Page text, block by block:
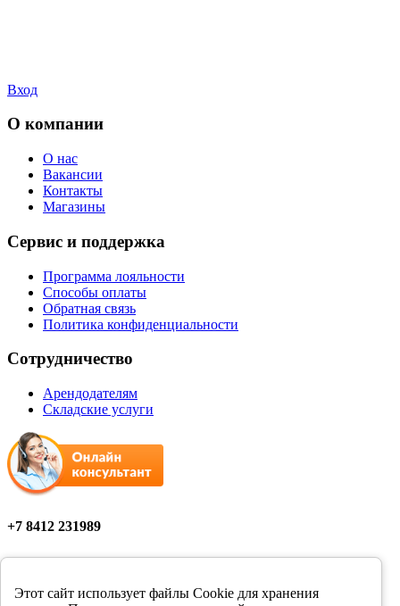
Этот сайт использует файлы Cookie для хранения
Вход
О компании
О нас
Вакансии
Контакты
Магазины
Сервис и поддержка
Программа лояльности
Способы оплаты
Обратная связь
Политика конфиденциальности
Сотрудничество
Арендодателям
Складские услуги
+7 8412 231989
Мы в соцсетях